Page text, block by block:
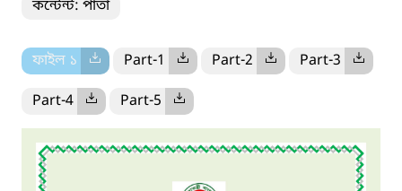
কন্টেন্ট: পাতা
ফাইল ১ Part-1 Part-2 Part-3
Part-4 Part-5